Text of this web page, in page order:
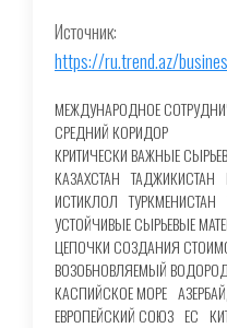
Источник:
https://ru.trend.az/
МЕЖДУНАРОДНОЕ
СРЕДНИЙ КОРИДОР
КРИТИЧЕСКИ ВАЖНЫЕ
КАЗАХСТАН ТАДЖИКИСТАН
ИСТИКЛОЛ ТУРКМЕНИСТАН
УСТОЙЧИВЫЕ СЫРЬЕВЫЕ
ЦЕПОЧКИ СОЗДАНИЯ
ВОЗОБНОВЛЯЕМЫЙ ВОДОРОД
КАСПИЙСКОЕ МОРЕ
ЕВРОПЕЙСКИЙ СОЮЗ ЕС